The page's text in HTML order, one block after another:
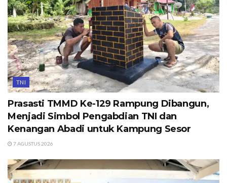
TNI
Prasasti TMMD Ke-129 Rampung Dibangun,
Menjadi Simbol Pengabdian TNI dan
Kenangan Abadi untuk Kampung Sesor
7 AGUSTUS 2026